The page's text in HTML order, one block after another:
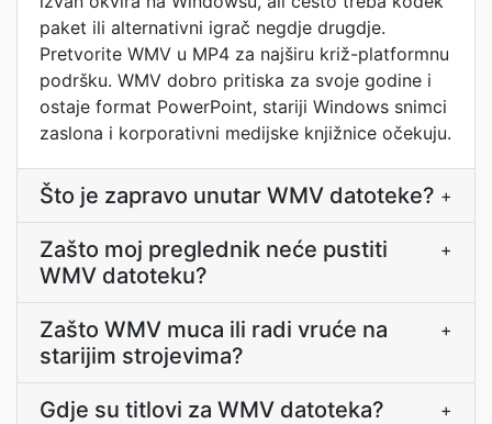
paket ili alternativni igrač negdje drugdje.
Pretvorite WMV u MP4 za najširu križ-platformnu
podršku. WMV dobro pritiska za svoje godine i
ostaje format PowerPoint, stariji Windows snimci
zaslona i korporativni medijske knjižnice očekuju.
Što je zapravo unutar WMV datoteke? +
Zašto moj preglednik neće pustiti
WMV datoteku?
+
Zašto WMV muca ili radi vruće na
starijim strojevima?
+
Gdje su titlovi za WMV datoteka? +